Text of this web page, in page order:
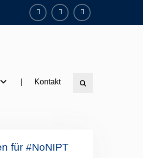
FacebookInstagram
Twitter
Kontakt
für #NoNIPT